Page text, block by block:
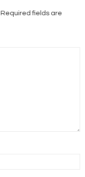
Required fields are